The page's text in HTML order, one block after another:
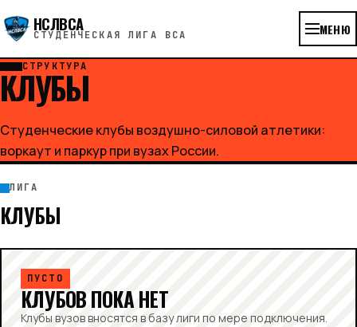
НСЛВСА
СТУДЕНЧЕСКАЯ ЛИГА ВСА МЕНЮ
СТРУКТУРА
КЛУБЫ
Студенческие клубы воздушно-силовой атлетики:
воркаут и паркур при вузах России.
ЛИГА
КЛУБЫ
ПУСТО
КЛУБОВ ПОКА НЕТ
Клубы вузов вносятся в базу лиги по мере подключения.